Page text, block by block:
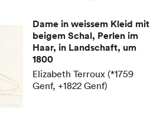
Dame in weissem Kleid mit
beigem Schal, Perlen im
Haar, in Landschaft, um
1800
Elizabeth Terroux (*1759
Genf, +1822 Genf)